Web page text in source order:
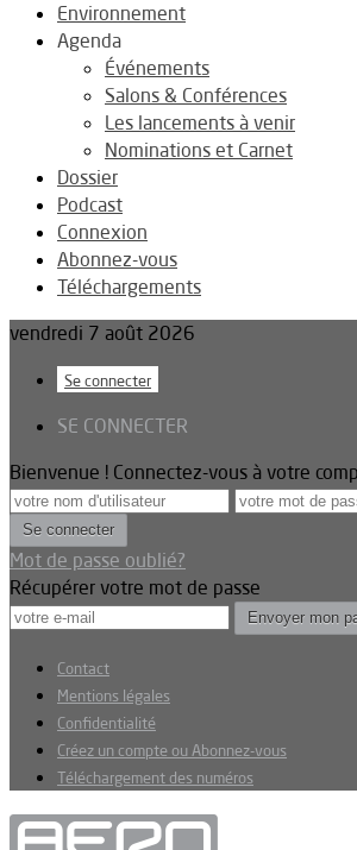
Environnement
Agenda
Événements
Salons & Conférences
Les lancements à venir
Nominations et Carnet
Dossier
Podcast
Connexion
Abonnez-vous
Téléchargements
vendredi 7 août 2026
Se connecter
SE CONNECTER
Bienvenue ! Connectez-vous à votre
Mot de passe oublié?
Récupérer votre mot de passe
Contact
Mentions légales
Confidentialité
Créez un compte ou Abonnez-vous
Téléchargement des numéros